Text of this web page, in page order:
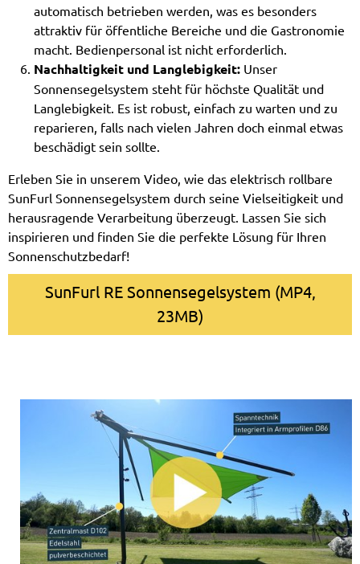
automatisch betrieben werden, was es besonders
attraktiv für öffentliche Bereiche und die Gastronomie
macht. Bedienpersonal ist nicht erforderlich.
Nachhaltigkeit und Langlebigkeit: Unser
Sonnensegelsystem steht für höchste Qualität und
Langlebigkeit. Es ist robust, einfach zu warten und zu
reparieren, falls nach vielen Jahren doch einmal etwas
beschädigt sein sollte.
Erleben Sie in unserem Video, wie das elektrisch rollbare
SunFurl Sonnensegelsystem durch seine Vielseitigkeit und
herausragende Verarbeitung überzeugt. Lassen Sie sich
inspirieren und finden Sie die perfekte Lösung für Ihren
Sonnenschutzbedarf!
SunFurl RE Sonnensegelsystem (MP4,
23MB)